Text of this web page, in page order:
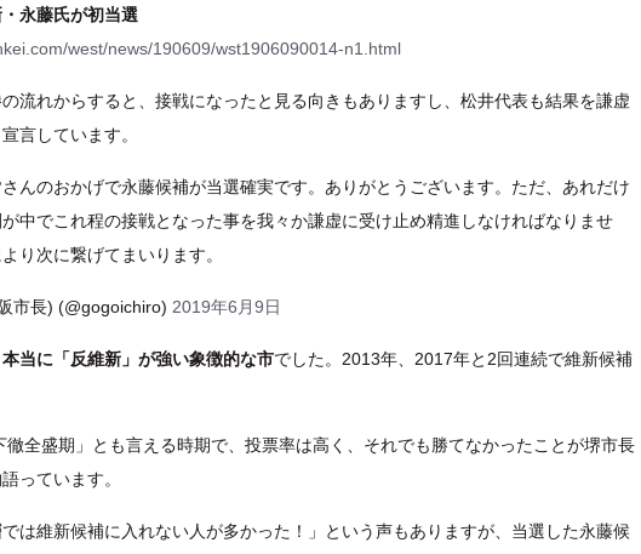
永藤氏が初当選
west/news/190609/wst1906090014-n1.html
流れからすると、接戦になったと見る向きもありますし、松井代表も結果を謙虚
言しています。
んのおかげで永藤候補が当選確実です。ありがとうございます。ただ、あれだけ
中でこれ程の接戦となった事を我々か謙虚に受け止め精進しなければなりませ
り次に繋げてまいります。
市長) (@gogoichiro) 2019年6月9日
本当に「反維新」が強い象徴的な市でした。2013年、2017年と2回連続で維新候補
徹全盛期」とも言える時期で、投票率は高く、それでも勝てなかったことが堺市長
っています。
は維新候補に入れない人が多かった！」という声もありますが、当選した永藤候